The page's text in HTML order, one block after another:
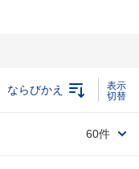
ならびかえ
60件